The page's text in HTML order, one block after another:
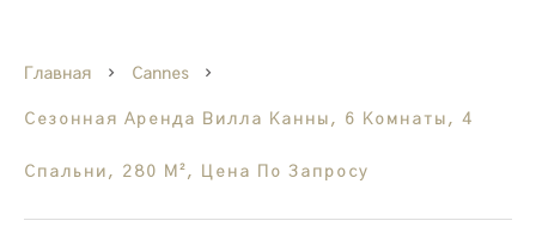
Главная Cannes
Сезонная Аренда Вилла Канны, 6 Комнаты, 4
Спальни, 280 М², Цена По Запросу